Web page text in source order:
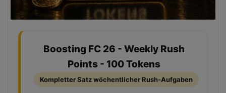
Boosting FC 26 - Weekly Rush
Points - 100 Tokens
Kompletter Satz wöchentlicher Rush-Aufgaben